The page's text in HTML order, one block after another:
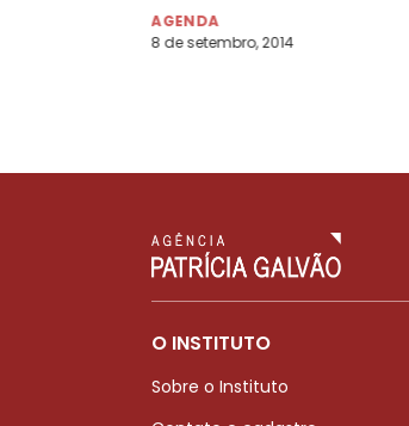
AGENDA
8 de setembro, 2014
O INSTITUTO
Sobre o Instituto